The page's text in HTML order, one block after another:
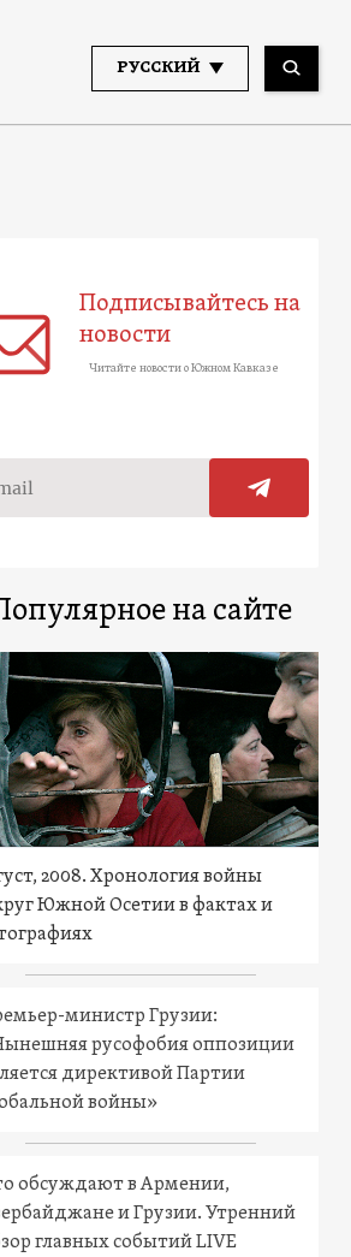
РУССКИЙ
Подписывайтесь на
новости
Читайте новости о Южном Кавказе
на сайте
2008. Хронология войны
Южной Осетии в фактах и
министр Грузии:
русофобия оппозиции
директивой Партии
войны»
обсуждают в Армении,
и Грузии. Утренний
главных событий LIVE